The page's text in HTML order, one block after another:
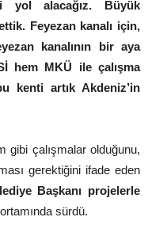
yol alacağız. Büyük
Feyezan kanalı için,
kanalının bir aya
hem MKÜ ile çalışma
kenti artık Akdeniz’in
gibi çalışmalar olduğunu,
gerektiğini ifade eden
Başkanı projelerle
sürdü.